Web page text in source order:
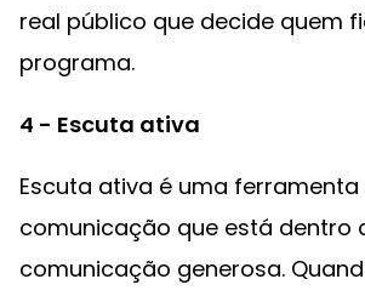
real público que decide quem
programa.
4 - Escuta ativa
Escuta ativa é uma ferramenta
comunicação que está dentro
comunicação generosa.